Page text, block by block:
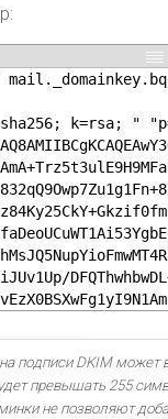
k=rsa; "
подписи DKIM может
превышать 255
не позволяют